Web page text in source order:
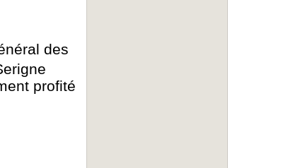
des
profité